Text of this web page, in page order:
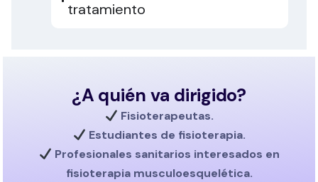
tratamiento
¿A quién va dirigido?
Fisioterapeutas.
Estudiantes de fisioterapia.
Profesionales sanitarios interesados en
fisioterapia musculoesquelética.